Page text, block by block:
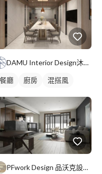
DAMU Interior Design沐空間設計
餐廳 廚房 混搭風
PFwork Design 品沃克設計 l 工程 安信建築經理屢約保證